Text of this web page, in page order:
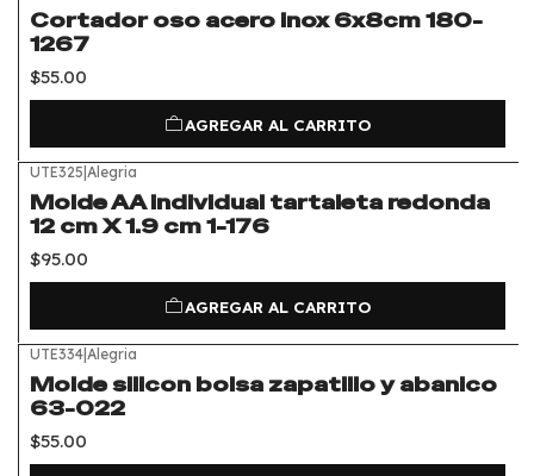
Cortador oso acero inox 6x8cm 180-
1267
$55.00
AGREGAR AL CARRITO
UTE325|Alegria
Molde AA individual tartaleta redonda
12 cm X 1.9 cm 1-176
$95.00
AGREGAR AL CARRITO
UTE334|Alegria
Molde silicon bolsa zapatillo y abanico
63-022
$55.00